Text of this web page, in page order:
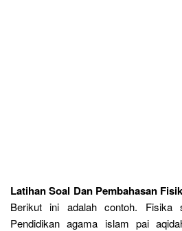
Latihan Soal Dan Pembahasan
Berikut ini adalah contoh. Fisika
Pendidikan agama islam pai